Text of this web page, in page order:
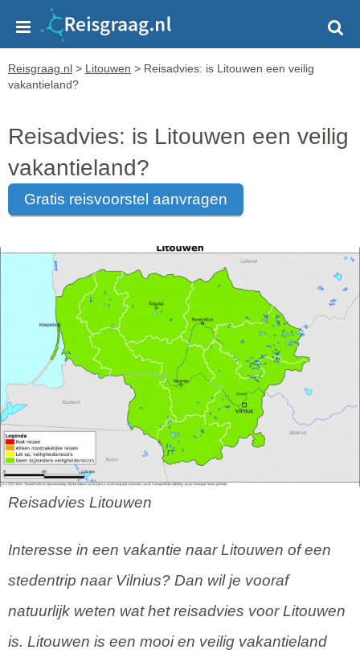
Reisgraag.nl > Litouwen > Reisadvies: is Litouwen een veilig
vakantieland?
Reisadvies: is Litouwen een veilig
vakantieland?
gratis reisvoorstel aanvragen
Reisadvies Litouwen
Interesse in een vakantie naar Litouwen of een
stedentrip naar Vilnius? Dan wil je vooraf
natuurlijk weten wat het reisadvies voor Litouwen
is. Litouwen is een mooi en veilig vakantieland